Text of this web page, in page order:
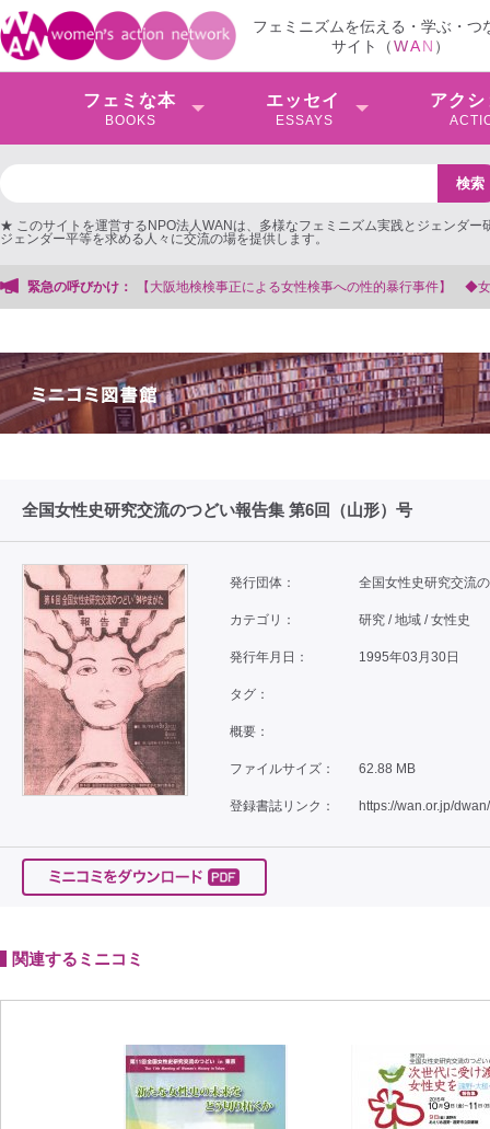
フェミニズムを伝える・学ぶ・つ
サイト（WAN ）
フェミな本
BOOKS
エッセイ
ESSAYS
アクシ
★ このサイトを運営するNPO法人WANは、多様なフェミニズム実践とジェンダー
ジェンダー平等を求める人々に交流の場を提供します。
緊急の呼びかけ：
女性検事への性的暴行事件】 ◆女性検事を支援する会事務局
全国女性史研究交流のつどい報告集 第6回（山形）号
発行団体： 全国女性史研究交流
カテゴリ： 研究 / 地域 / 女性史
発行年月日： 1995年03月30日
タグ：
概要：
ファイルサイズ： 62.88 MB
登録書誌リンク： https://wan.or.jp/
関連するミニコミ